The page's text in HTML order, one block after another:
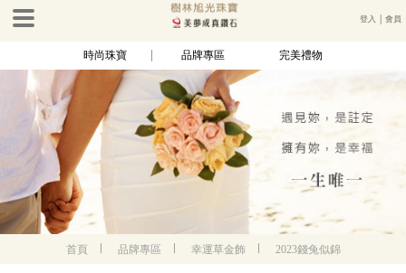
登入 │會員
時尚珠寶 品牌專區 完美禮物
首頁 品牌專區 幸運草金飾 2023錢兔似錦